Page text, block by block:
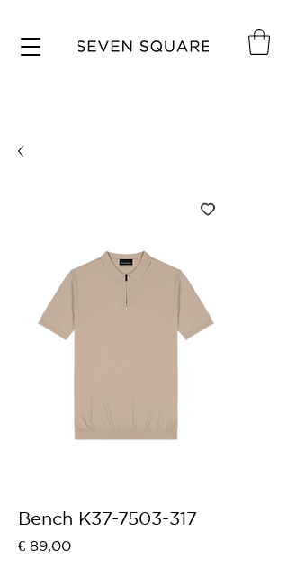
Bench K37-7503-317
€ 89,00Price